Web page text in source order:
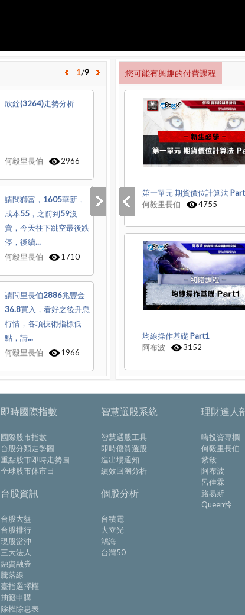
1/9
欣銓(3264)走勢分析
何毅里長伯 2966
請問獅富，1605華新，
成本55，之前到59沒
賣，今天往下跳空最後跌
停，後續...
何毅里長伯
1710
請問里長伯2886兆豐金
36.8買入，看好之後升息
行情，各項技術指標低
點，請...
何毅里長伯
1966
您可能有興趣的付費課程
第一單元 期貨價位計算法
何毅里長伯
4755
均線操作基礎 Part1
阿布波
3152
即時國際指數
國際股市指數
台股分類走勢圖
重點股市即時走勢圖
全球股市休市日
台股資訊
台股大盤
台股排行
現股當沖
三大法人
融資融券
騰落線
臺指選擇權
抽籤申購
除權除息表
智慧選股系統
智慧選股工具
即時優質選股
進出場通知
績效回溯分析
個股分析
台積電
大立光
鴻海
台灣50
理財達人
嗨投資專欄
何毅里長伯
紫殺
阿布波
呂佳霖
路易斯
Queen怜